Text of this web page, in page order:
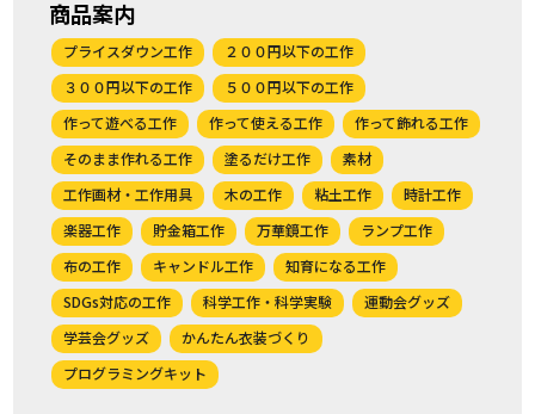
商品案内
プライスダウン工作
２００円以下の工作
３００円以下の工作
５００円以下の工作
作って遊べる工作
作って使える工作
作って飾れる工作
そのまま作れる工作
塗るだけ工作
素材
工作画材・工作用具
木の工作 粘土工作
時計工作
楽器工作
貯金箱工作 万華鏡工作
ランプ工作
布の工作
キャンドル工作
知育になる工作
SDGs対応の工作
科学工作・科学実験
運動会グッズ
学芸会グッズ
かんたん衣装づくり
プログラミングキット